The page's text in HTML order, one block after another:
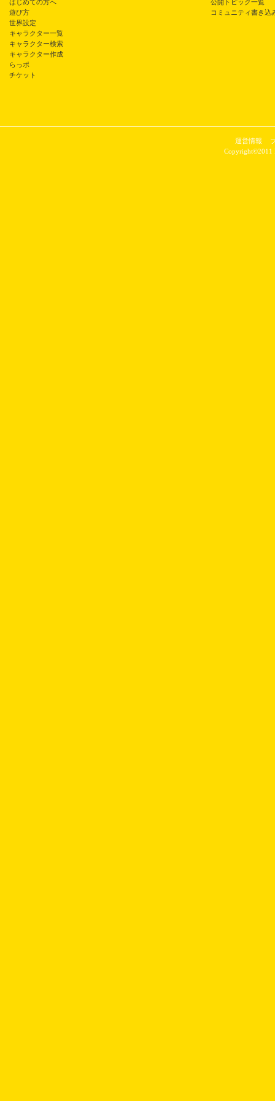
はじめての方へ
遊び方
世界設定
キャラクター一覧
キャラクター検索
キャラクター作成
らっポ
チケット
公開トピック一覧
コミュニティ書き込
運営情報
Copyright©2011